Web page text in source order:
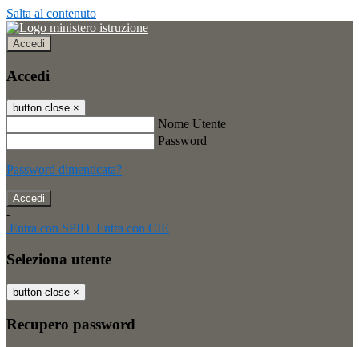
Salta al contenuto
Accedi
Accedi
button close ×
Nome Utente
Password
Password dimenticata?
-
Entra con SPID Entra con CIE
Seleziona utente
button close ×
Recupero password